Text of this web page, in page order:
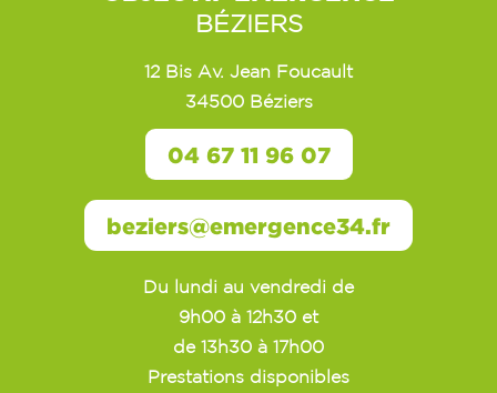
BÉZIERS
12 Bis Av. Jean Foucault
34500 Béziers
Du lundi au vendredi de
9h00 à 12h30 et
de 13h30 à 17h00
Prestations disponibles
beziers@emergence34.fr
04 67 11 96 07